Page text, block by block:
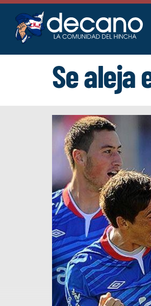
Saltar
contenido
Se aleja